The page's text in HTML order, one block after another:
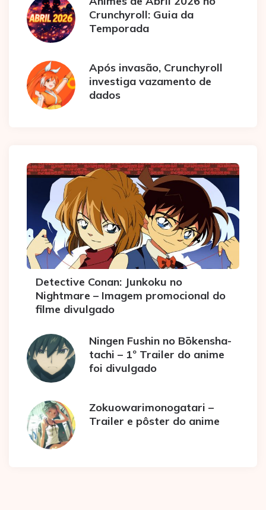
Crunchyroll: Guia da
Temporada
Após invasão, Crunchyroll
investiga vazamento de
dados
Detective Conan: Junkoku no
Nightmare – Imagem promocional do
filme divulgado
Ningen Fushin no Bōkensha-
tachi – 1º Trailer do anime
foi divulgado
Zokuowarimonogatari –
Trailer e pôster do anime